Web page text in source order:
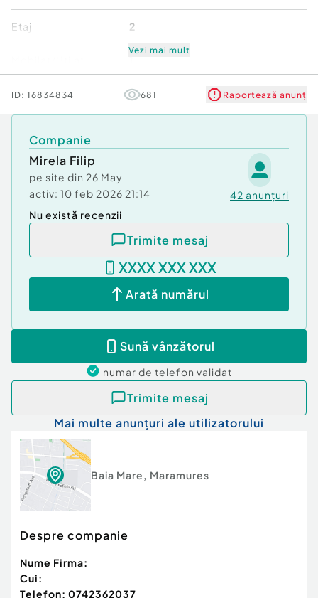
Etaj 2
Număr niveluri imobil 5
Comfort
Vezi mai mult
ID: 16834834 681 Raportează anunț
Companie
Mirela Filip
pe site din 26 May
activ: 10 feb 2026 21:14 42 anunțuri
Nu există recenzii
Trimite mesaj
XXXX XXX XXX
Arată numărul
Sună vânzătorul
numar de telefon validat
Trimite mesaj
Mai multe anunțuri ale utilizatorului
Baia Mare, Maramures
Despre companie
Nume Firma:
Cui:
Telefon: 0742362037